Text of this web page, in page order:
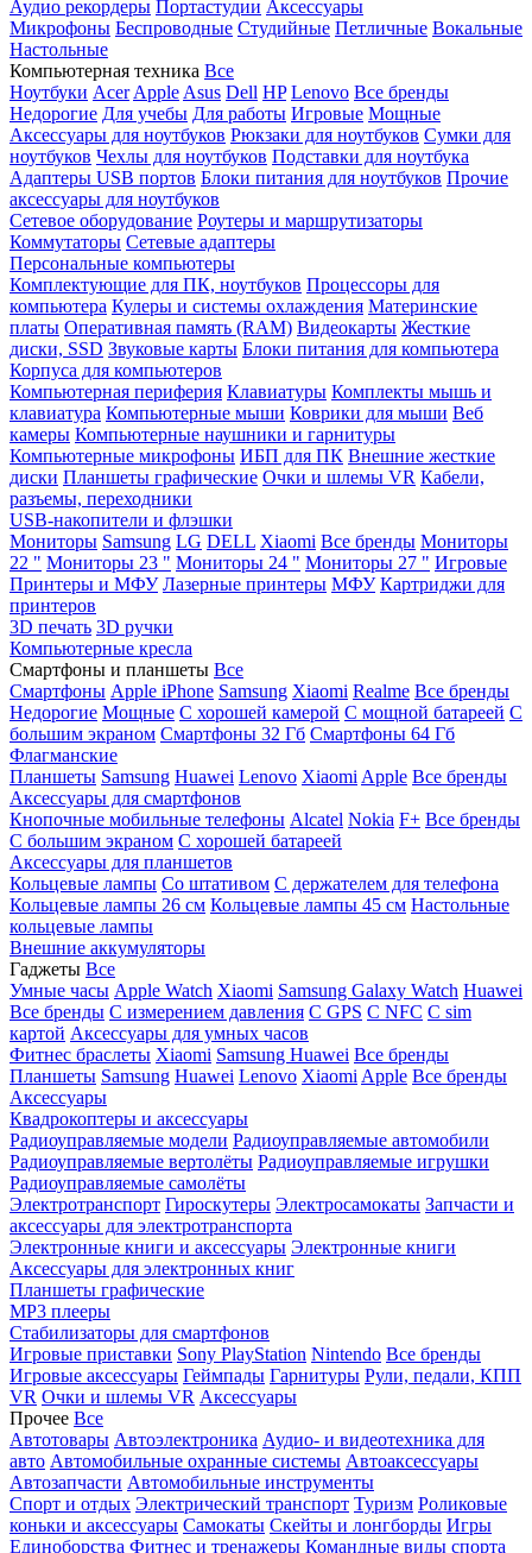
Аудио рекордеры Портастудии Аксессуары
Микрофоны Беспроводные Студийные Петличные Вокальные
Настольные
Компьютерная техника Все
Ноутбуки Acer Apple Asus Dell HP Lenovo Все бренды
Недорогие Для учебы Для работы Игровые Мощные
Аксессуары для ноутбуков Рюкзаки для ноутбуков Сумки для
ноутбуков Чехлы для ноутбуков Подставки для ноутбука
Адаптеры USB портов Блоки питания для ноутбуков Прочие
аксессуары для ноутбуков
Сетевое оборудование Роутеры и маршрутизаторы
Коммутаторы Сетевые адаптеры
Персональные компьютеры
Комплектующие для ПК, ноутбуков Процессоры для
компьютера Кулеры и системы охлаждения Материнские
платы Оперативная память (RAM) Видеокарты Жесткие
диски, SSD Звуковые карты Блоки питания для компьютера
Корпуса для компьютеров
Компьютерная периферия Клавиатуры Комплекты мышь и
клавиатура Компьютерные мыши Коврики для мыши Веб
камеры Компьютерные наушники и гарнитуры
Компьютерные микрофоны ИБП для ПК Внешние жесткие
диски Планшеты графические Очки и шлемы VR Кабели,
разъемы, переходники
USB-накопители и флэшки
Мониторы Samsung LG DELL Xiaomi Все бренды Мониторы
22 " Мониторы 23 " Мониторы 24 " Мониторы 27 " Игровые
Принтеры и МФУ Лазерные принтеры МФУ Картриджи для
принтеров
3D печать 3D ручки
Компьютерные кресла
Смартфоны и планшеты Все
Смартфоны Apple iPhone Samsung Xiaomi Realme Все бренды
Недорогие Мощные С хорошей камерой С мощной батареей С
большим экраном Смартфоны 32 Гб Смартфоны 64 Гб
Флагманские
Планшеты Samsung Huawei Lenovo Xiaomi Apple Все бренды
Аксессуары для смартфонов
Кнопочные мобильные телефоны Alcatel Nokia F+ Все бренды
С большим экраном С хорошей батареей
Аксессуары для планшетов
Кольцевые лампы Со штативом C держателем для телефона
Кольцевые лампы 26 см Кольцевые лампы 45 см Настольные
кольцевые лампы
Внешние аккумуляторы
Гаджеты Все
Умные часы Apple Watch Xiaomi Samsung Galaxy Watch Huawei
Все бренды C измерением давления C GPS C NFC C sim
картой Аксессуары для умных часов
Фитнес браслеты Xiaomi Samsung Huawei Все бренды
Планшеты Samsung Huawei Lenovo Xiaomi Apple Все бренды
Аксессуары
Квадрокоптеры и аксессуары
Радиоуправляемые модели Радиоуправляемые автомобили
Радиоуправляемые вертолёты Радиоуправляемые игрушки
Радиоуправляемые самолёты
Электротранспорт Гироскутеры Электросамокаты Запчасти и
аксессуары для электротранспорта
Электронные книги и аксессуары Электронные книги
Аксессуары для электронных книг
Планшеты графические
MP3 плееры
Стабилизаторы для смартфонов
Игровые приставки Sony PlayStation Nintendo Все бренды
Игровые аксессуары Геймпады Гарнитуры Рули, педали, КПП
VR Очки и шлемы VR Аксессуары
Прочее Все
Автотовары Автоэлектроника Аудио- и видеотехника для
авто Автомобильные охранные системы Автоаксессуары
Автозапчасти Автомобильные инструменты
Спорт и отдых Электрический транспорт Туризм Роликовые
коньки и аксессуары Самокаты Скейты и лонгборды Игры
Единоборства Фитнес и тренажеры Командные виды спорта